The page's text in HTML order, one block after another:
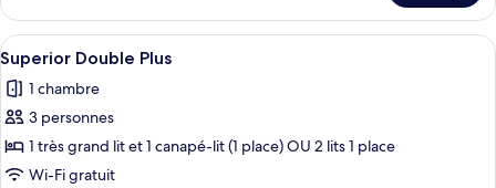
Supérieure,
1
grand
lit
1
place
le
type
de
chambre
Chambre
Simple
grand
Afficher
toutes
les
photos
pour
ce
Une chambre d’hôtel avec un
1
Superior Double Plus
1 chambre
3 personnes
1 très grand lit et 1 canapé-lit (1 place) OU 2 lits 1 place
Wi-Fi gratuit